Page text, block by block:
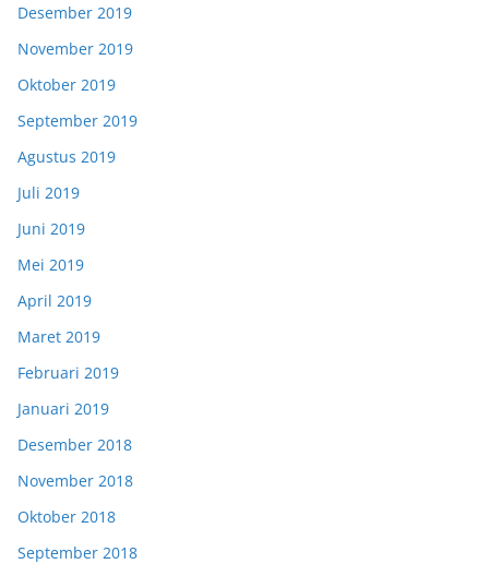
Desember 2019
November 2019
Oktober 2019
September 2019
Agustus 2019
Juli 2019
Juni 2019
Mei 2019
April 2019
Maret 2019
Februari 2019
Januari 2019
Desember 2018
November 2018
Oktober 2018
September 2018